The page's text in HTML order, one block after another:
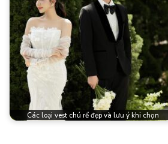
Các loại vest chú rể đẹp và lưu ý khi chọn